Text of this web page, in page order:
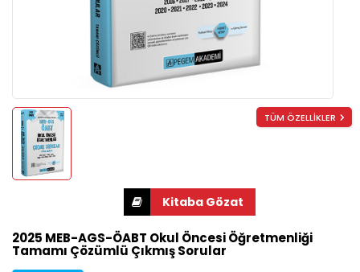
TÜM ÖZELLİKLER
2025 MEB-AGS-ÖABT Okul Öncesi Öğretmenliği
Tamamı Çözümlü Çıkmış Sorular